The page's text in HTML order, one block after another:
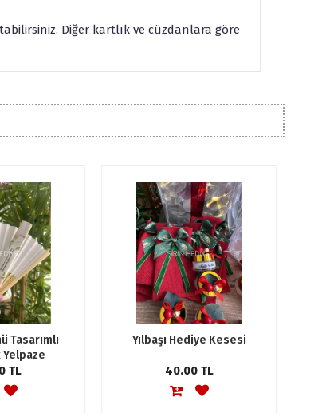
Diğer kartlık ve cüzdanlara göre
Tasarımlı
TL
Yılbaşı Hediye Kesesi
40.00 TL